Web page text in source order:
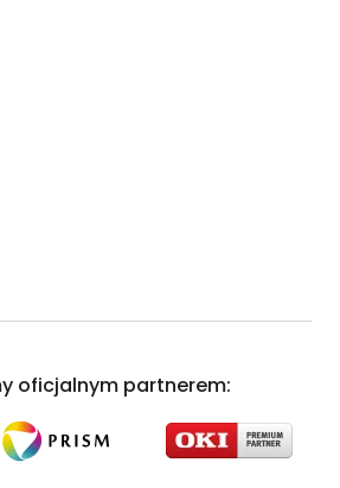
oficjalnym partnerem: